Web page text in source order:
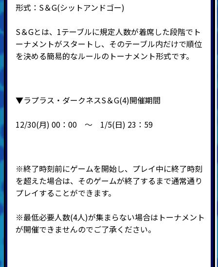
形式： S＆G(シットアンドゴー)
S＆Gとは、1テーブルに規定人数が着席した段階でト
ーナメントがスタートし、そのテーブル内だけで順位
を決める簡易的なルールのトーナメント形式です。
▼ラプラス・ダークネスS＆G(4)開催期間
12/30(月) 00：00 ～ 1/5(日) 23：59
※終了時刻前にゲームを開始し、プレイ中に終了時刻
を超えた場合は、そのゲームが終了するまで通常通り
プレイすることができます。
※最低必要人数(4人)が集まらない場合はトーナメント
が開催できませんのでご了承ください。